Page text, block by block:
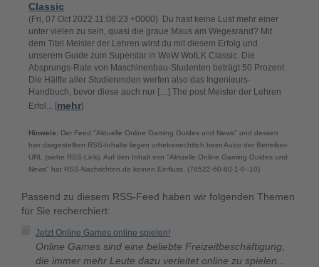
Classic
(Fri, 07 Oct 2022 11:08:23 +0000) Du hast keine Lust mehr einer
unter vielen zu sein, quasi die graue Maus am Wegesrand? Mit
dem Titel Meister der Lehren wirst du mit diesem Erfolg und
unserem Guide zum Superstar in WoW WotLK Classic. Die
Absprungs-Rate von Maschinenbau-Studenten beträgt 50 Prozent.
Die Hälfte aller Studierenden werfen also das Ingenieurs-
Handbuch, bevor diese auch nur […] The post Meister der Lehren
Erfol... [mehr]
Hinweis: Der Feed "Aktuelle Online Gaming Guides und News" und dessen
hier dargestellten RSS-Inhalte liegen urheberrechtlich beim Autor der Betreiber-
URL (siehe RSS-Link). Auf den Inhalt von "Aktuelle Online Gaming Guides und
News" hat RSS-Nachrichten.de keinen Einfluss. (78522-60-80-1-0--10)
Passend zu diesem RSS-Feed haben wir folgenden Themen
für Sie recherchiert:
Jetzt Online Games online spielen!
Online Games sind eine beliebte Freizeitbeschäftigung,
die immer mehr Leute dazu verleitet online zu spielen...